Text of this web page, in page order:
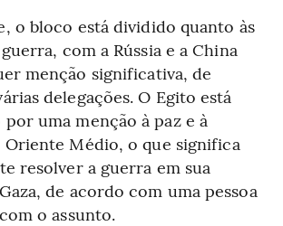
o bloco está dividido quanto às
com a Rússia e a China
menção significativa, de
delegações. O Egito está
uma menção à paz e à
Oriente Médio, o que significa
resolver a guerra em sua
de acordo com uma pessoa
o assunto.